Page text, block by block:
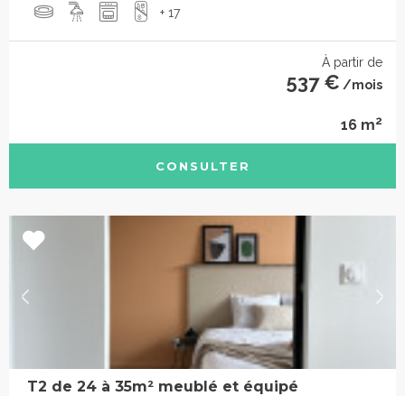
+ 17
À partir de
537 € /mois
16 m2
CONSULTER
T2 de 24 à 35m² meublé et équipé